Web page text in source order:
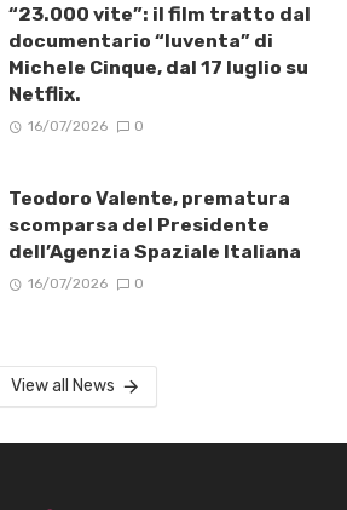
“23.000 vite”: il film tratto dal
documentario “Iuventa” di
Michele Cinque, dal 17 luglio su
Netflix.
16/07/2026 0
Teodoro Valente, prematura
scomparsa del Presidente
dell’Agenzia Spaziale Italiana
16/07/2026 0
View all News